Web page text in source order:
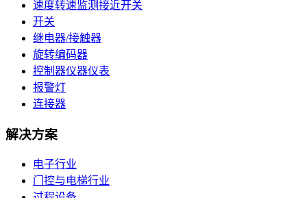
速度转速监测接近开关
开关
继电器/接触器
旋转编码器
控制器仪器仪表
报警灯
连接器
解决方案
电子行业
门控与电梯行业